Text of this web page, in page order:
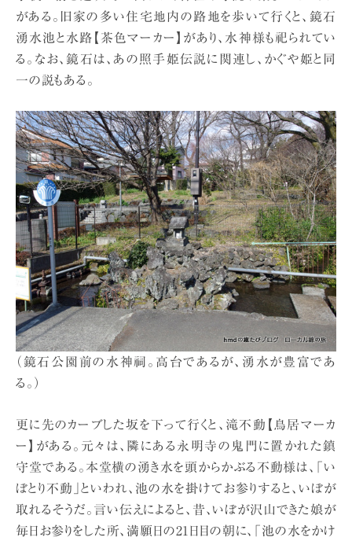
がある。旧家の多い住宅地内の路地を歩いて行くと、鏡石
湧水池と水路【茶色マーカー】があり、水神様も祀られてい
る。なお、鏡石は、あの照手姫伝説に関連し、かぐや姫と同
一の説もある。
（鏡石公園前の水神祠。高台であるが、湧水が豊富であ
る。）
更に先のカーブした坂を下って行くと、滝不動【鳥居マーカ
ー】がある。元々は、隣にある永明寺の鬼門に置かれた鎮
守堂である。本堂横の湧き水を頭からかぶる不動様は、「い
ぼとり不動」といわれ、池の水を掛けてお参りすると、いぼが
取れるそうだ。言い伝えによると、昔、いぼが沢山できた娘が
毎日お参りをした所、満願日の21日目の朝に、「池の水をかけ